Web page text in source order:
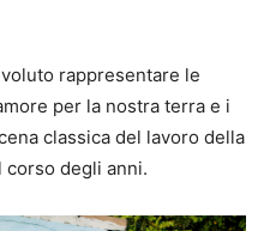
rappresentare le
per la nostra terra e i
classica del lavoro della
degli anni.